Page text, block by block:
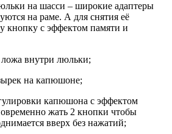
на шасси – широкие адаптеры
на раме. А для снятия её
кнопку с эффектом памяти и
ложа внутри люльки;
на капюшоне;
капюшона с эффектом
жать 2 кнопки чтобы
вверх без нажатий;